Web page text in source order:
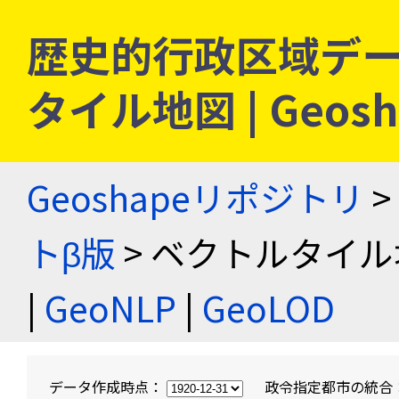
歴史的行政区域デ
タイル地図 |
Geoshapeリポジトリ >
トβ版 > ベクトルタイ
| GeoNLP | GeoLOD
データ作成時点： 政令指定都市の統